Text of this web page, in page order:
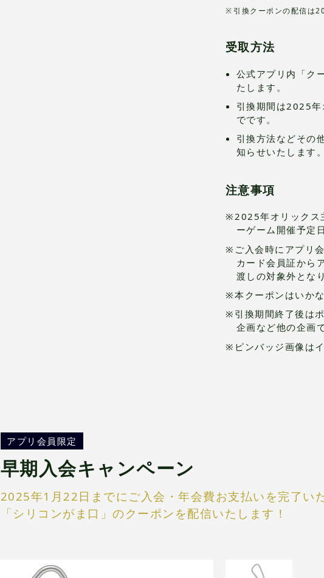
引換クーポンの配信は
受取方法
公式アプリ内「ク
たします。
引換期間は2025年
でです。
引換方法などその
知らせいたします
注意事項
2025年オリックス
ーゲーム開催予定
ご入会時にアプリ
カード会員証から
渡しの対象外とな
本クーポンはいか
引換期間終了後は
企画など他の企画
ピンバッジ画像は
アプリ会員限定
早期入会キャンペーン
2025年1月22日までにご入会・年会費お支払いを完了い
「シリコンがま口」のクーポンを配信いたします！